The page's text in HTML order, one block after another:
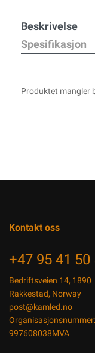
Beskrivelse
Spesifikasjon
Produktet mangler
Kontakt oss
+47 95 41 50
Bedriftsveien 14, 1890
Rakkestad, Norway
post@kamled.no
997608038MVA